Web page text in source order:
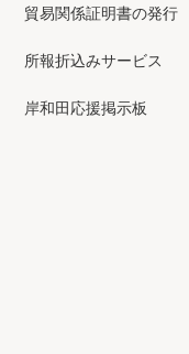
貿易関係証明書の発行
所報折込みサービス
岸和田応援掲示板